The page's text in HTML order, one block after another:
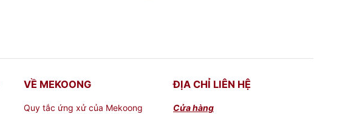
VỀ MEKOONG
Quy tắc ứng xử của Mekoong
ĐỊA CHỈ LIÊN HỆ
Cửa hàng